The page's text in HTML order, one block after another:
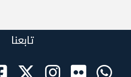
تابعنا